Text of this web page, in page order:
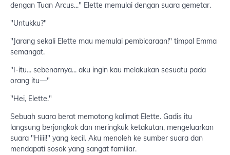
dengan Tuan Arcus..." Elette memulai dengan suara gemetar.
"Untukku?"
"Jarang sekali Elette mau memulai pembicaraan!" timpal Emma
semangat.
"I-itu... sebenarnya... aku ingin kau melakukan sesuatu pada
orang itu—"
"Hei, Elette."
Sebuah suara berat memotong kalimat Elette. Gadis itu
langsung berjongkok dan meringkuk ketakutan, mengeluarkan
suara "Hiiii!" yang kecil. Aku menoleh ke sumber suara dan
mendapati sosok yang sangat familiar.